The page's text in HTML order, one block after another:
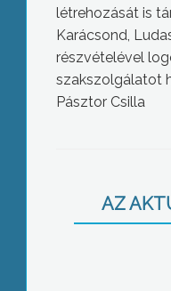
létrehozását is
Karácsond,
részvételével
szakszolgálatot
Pásztor Csilla
AZ
következő
tulajdonban